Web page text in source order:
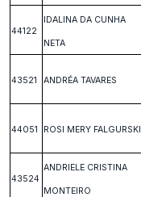
44122
IDALINA DA CUNHA
NETA
43521 ANDRÉA TAVARES
44051 ROSI MERY FALGURSKI
43524
ANDRIELE CRISTINA
MONTEIRO